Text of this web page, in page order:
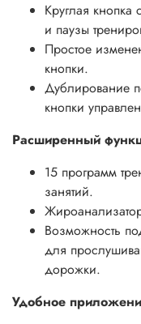
Круглая кнопка
и паузы
Простое
кнопки.
Дублирование
кнопки
Расширенный
15 программ
занятий.
Возможность
для
дорожки.
Удобное